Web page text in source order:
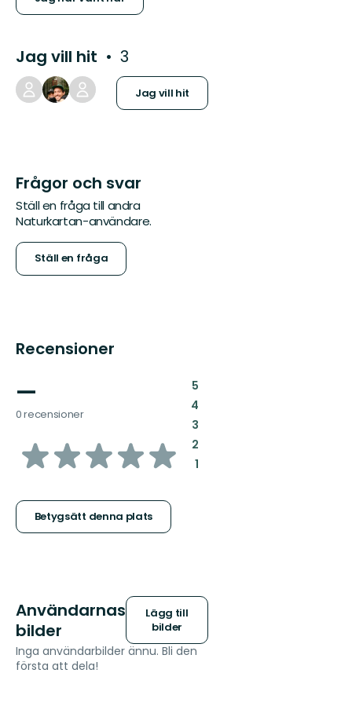
Jag vill hit 3
Jag vill hit
Frågor och svar
Ställ en fråga till andra
Naturkartan-användare.
Ställ en fråga
Recensioner
—
0 recensioner
av
stjärnor
Betygsätt denna plats
5:
4:
3:
2:
1:
Användarnas
bilder
Lägg till
bilder
Inga användarbilder ännu. Bli den
första att dela!